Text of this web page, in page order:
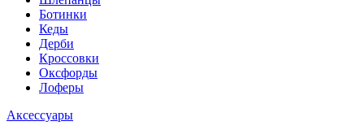
Ботинки
Кеды
Дерби
Кроссовки
Оксфорды
Лоферы
Аксессуары